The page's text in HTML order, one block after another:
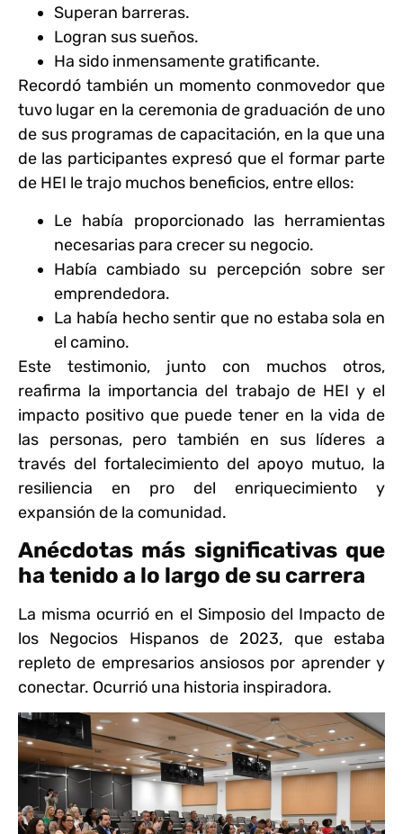
Superan barreras.
Logran sus sueños.
Ha sido inmensamente gratificante.
Recordó también un momento conmovedor que
tuvo lugar en la ceremonia de graduación de uno
de sus programas de capacitación, en la que una
de las participantes expresó que el formar parte
de HEI le trajo muchos beneficios, entre ellos:
Le había proporcionado las herramientas
necesarias para crecer su negocio.
Había cambiado su percepción sobre ser
emprendedora.
La había hecho sentir que no estaba sola en
el camino.
Este testimonio, junto con muchos otros,
reafirma la importancia del trabajo de HEI y el
impacto positivo que puede tener en la vida de
las personas, pero también en sus líderes a
través del fortalecimiento del apoyo mutuo, la
resiliencia en pro del enriquecimiento y
expansión de la comunidad.
Anécdotas más significativas que
ha tenido a lo largo de su carrera
La misma ocurrió en el Simposio del Impacto de
los Negocios Hispanos de 2023, que estaba
repleto de empresarios ansiosos por aprender y
conectar. Ocurrió una historia inspiradora.